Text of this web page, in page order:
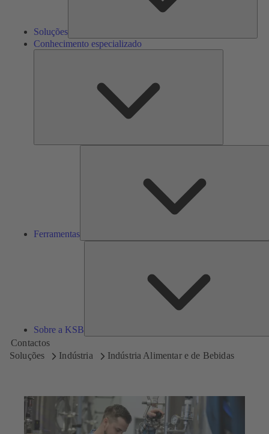
Soluções
Conhecimento especializado
Ferramentas
Sobre a KSB
Contactos
Soluções
Indústria Indústria Alimentar e de Bebidas